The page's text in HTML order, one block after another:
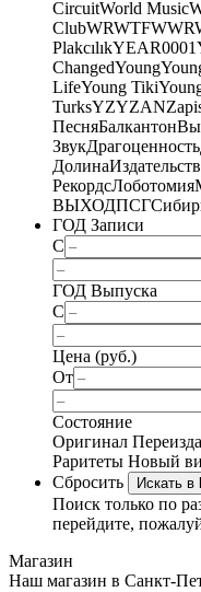
CircuitWorld Music
ClubWRWTFWWR
PlakcılıkYEAR0001
ChangedYoung
LifeYoung Tiki
TurksYZYZAN
ПесняБалкантон
ЗвукДрагоценность
Долина
РекордсЛоботомия
ВЫХОДПСГ
ГОД Записи
С
ГОД Выпуска
С
Цена (руб.)
От
Состояние
Оригинал
Раритеты Новый
Сбросить
Искать в
Поиск только по
перейдите,
Магазин
Наш магазин в Санкт-